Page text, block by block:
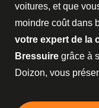
voitures, et que
moindre coût dans
votre expert de la
Bressuire grâce à
Doizon, vous